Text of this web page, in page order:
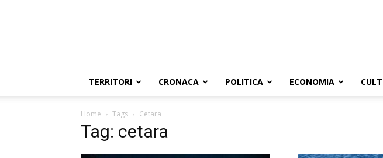
TERRITORI CRONACA POLITICA ECONOMIA
Home Tags Cetara
Tag: cetara